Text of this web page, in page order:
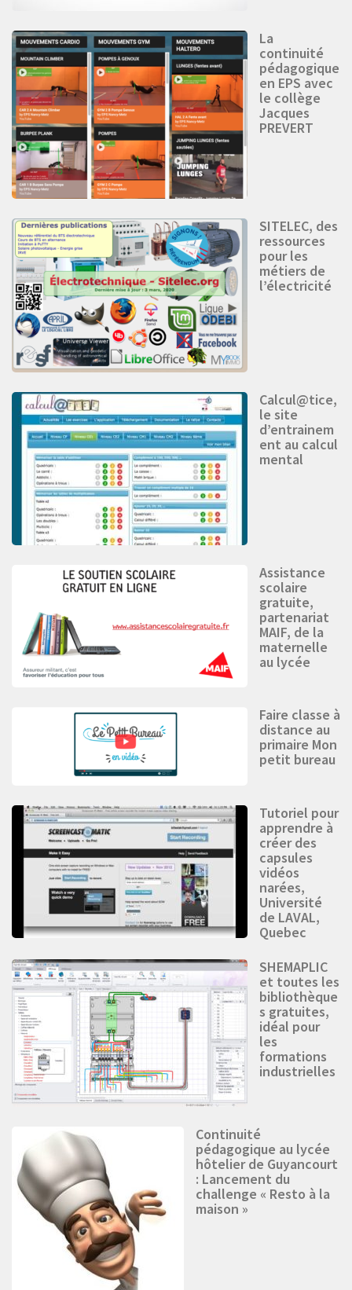
La
continuité
pédagogique
en EPS avec
le collège
Jacques
PREVERT
SITELEC, des
ressources
pour les
métiers de
l’électricité
Calcul@tice,
le site
d’entrainem
ent au calcul
mental
Assistance
scolaire
gratuite,
partenariat
MAIF, de la
maternelle
au lycée
Faire classe à
distance au
primaire Mon
petit bureau
Tutoriel pour
apprendre à
créer des
capsules
vidéos
narées,
Université
de LAVAL,
Quebec
SHEMAPLIC
et toutes les
bibliothèque
s gratuites,
idéal pour
les
formations
industrielles
Continuité
pédagogique au lycée
hôtelier de Guyancourt
: Lancement du
challenge « Resto à la
maison »